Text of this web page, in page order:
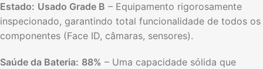
Estado: Usado Grade B – Equipamento rigorosamente
inspecionado, garantindo total funcionalidade de todos os
componentes (Face ID, câmaras, sensores).
Saúde da Bateria: 88% – Uma capacidade sólida que